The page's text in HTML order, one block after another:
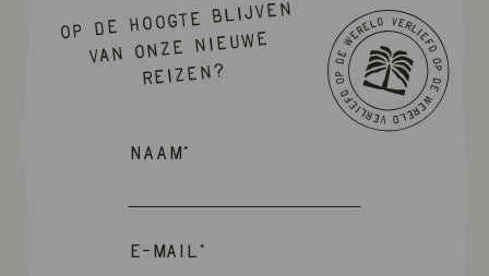
Op de hoogte blijven
van onze nieuwe
reizen?
Naam*
E-mail*